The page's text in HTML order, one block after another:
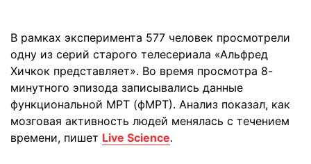
В рамках эксперимента 577 человек просмотрели
одну из серий старого телесериала «Альфред
Хичкок представляет». Во время просмотра 8-
минутного эпизода записывались данные
функциональной МРТ (фМРТ). Анализ показал, как
мозговая активность людей менялась с течением
времени, пишет Live Science.